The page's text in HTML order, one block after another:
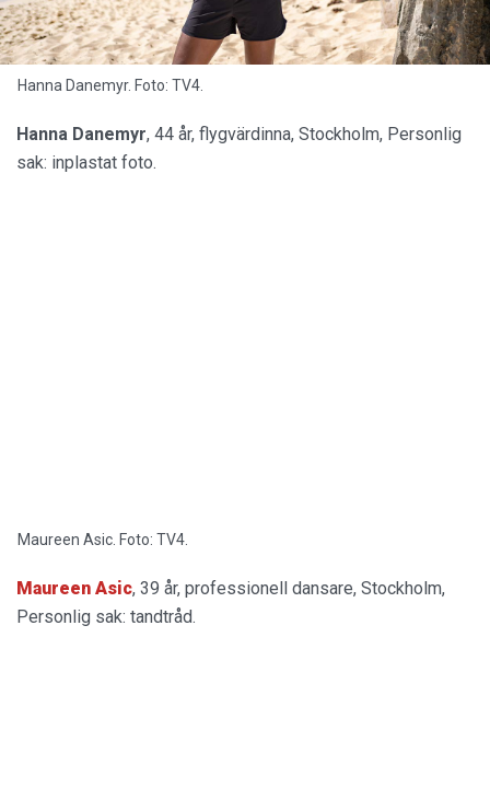
Hanna Danemyr. Foto: TV4.
Hanna Danemyr, 44 år, flygvärdinna, Stockholm, Personlig
sak: inplastat foto.
Maureen Asic. Foto: TV4.
Maureen Asic, 39 år, professionell dansare, Stockholm,
Personlig sak: tandtråd.